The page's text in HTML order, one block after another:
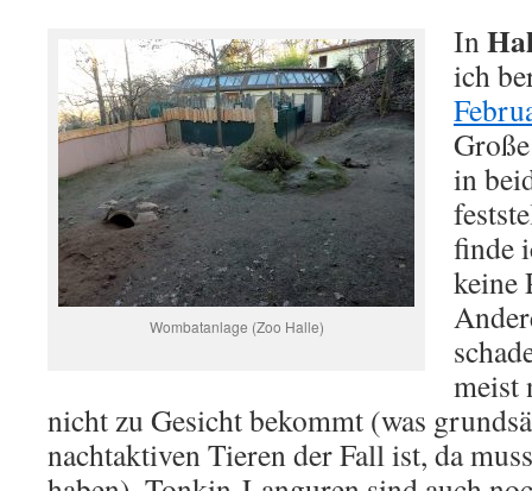
Wombatanlage (Zoo Halle)
In
ich
in
finde
keine
meist
nicht zu Gesicht bekommt (was
nachtaktiven Tieren der Fall ist, da